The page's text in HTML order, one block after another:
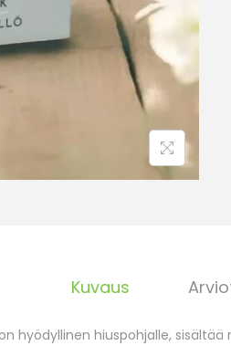
Kuvaus
hyödyllinen hiuspohjalle,